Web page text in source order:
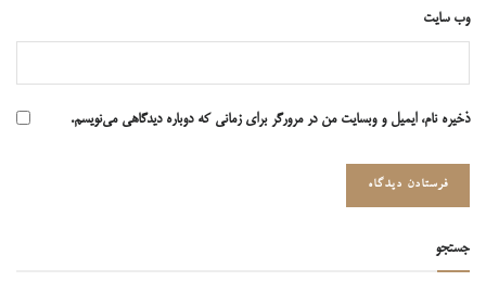
وب‌ سایت
ذخیره نام، ایمیل و وبسایت من در مرورگر برای زمانی که دوباره دیدگاهی می‌نویسم.
جستجو